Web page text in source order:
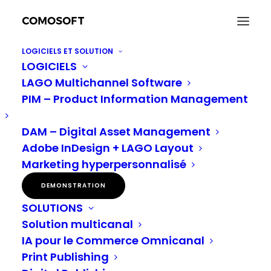
LOGICIELS ET SOLUTION
LOGICIELS
LAGO Multichannel Software
PIM – Product Information Management
DAM – Digital Asset Management
Adobe InDesign + LAGO Layout
Marketing hyperpersonnalisé
DEMONSTRATION
SOLUTIONS
Solution multicanal
IA pour le Commerce Omnicanal
Print Publishing
Secteurs